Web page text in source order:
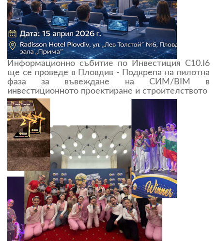
Информационно събитие по Инвестиция C10.I6
ще се проведе в Пловдив - Подкрепа на пилотна
фаза за въвеждане на СИМ/BIM в
инвестиционното проектиране и строителството